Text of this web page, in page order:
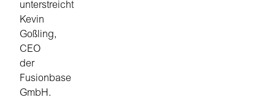
unterstreicht
Kevin
Goßling,
CEO
der
Fusionbase
GmbH.